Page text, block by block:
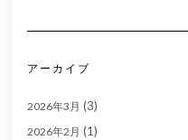
アーカイブ
2026年3月 (3)
2026年2月 (1)